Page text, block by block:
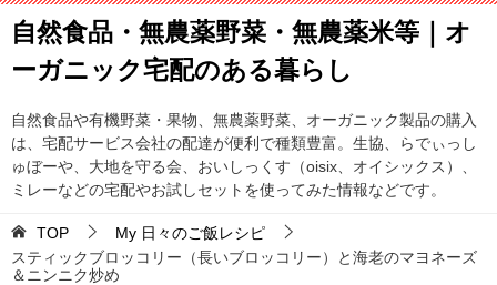
自然食品・無農薬野菜・無農薬米等｜オ
ーガニック宅配のある暮らし
自然食品や有機野菜・果物、無農薬野菜、オーガニック製品の購入
は、宅配サービス会社の配達が便利で種類豊富。生協、らでぃっし
ゅぼーや、大地を守る会、おいしっくす（oisix、オイシックス）、
ミレーなどの宅配やお試しセットを使ってみた情報などです。
TOP
My 日々のご飯レシピ
スティックブロッコリー（長いブロッコリー）と海老のマヨネーズ
＆ニンニク炒め